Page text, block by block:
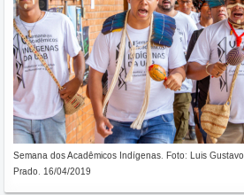
Semana dos Acadêmicos Indígenas. Foto: Luis Gustavo
Prado. 16/04/2019